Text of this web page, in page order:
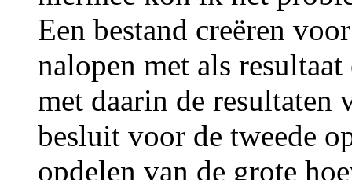
Een bestand creëren
nalopen met als
met daarin de resultaten
besluit voor de tweede
opdelen van de grote